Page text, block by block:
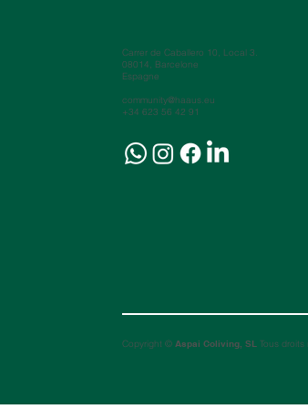
Carrer de Caballero 10, Local 3.
08014, Barcelone
Espagne
community@haaus.eu
+34 623 56 42 91
Copyright © Aspai Coliving, SL Tous droits